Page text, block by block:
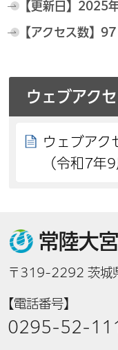
【更新日】 2025
【アクセス数】 97
ウェブアク
ウェブアク
（令和7年9
常陸大
〒319-2292 茨城
【電話番号】
0295-52-